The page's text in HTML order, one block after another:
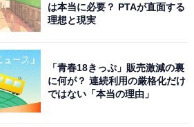
す。化粧水や保湿剤を選ぶ時は、
ているものを選んでみてはいかが
は本当に必要？ PTAが直面する
理想と現実
「青春18きっぷ」販売激減の裏
に何が？ 連続利用の厳格化だけ
ではない「本当の理由」